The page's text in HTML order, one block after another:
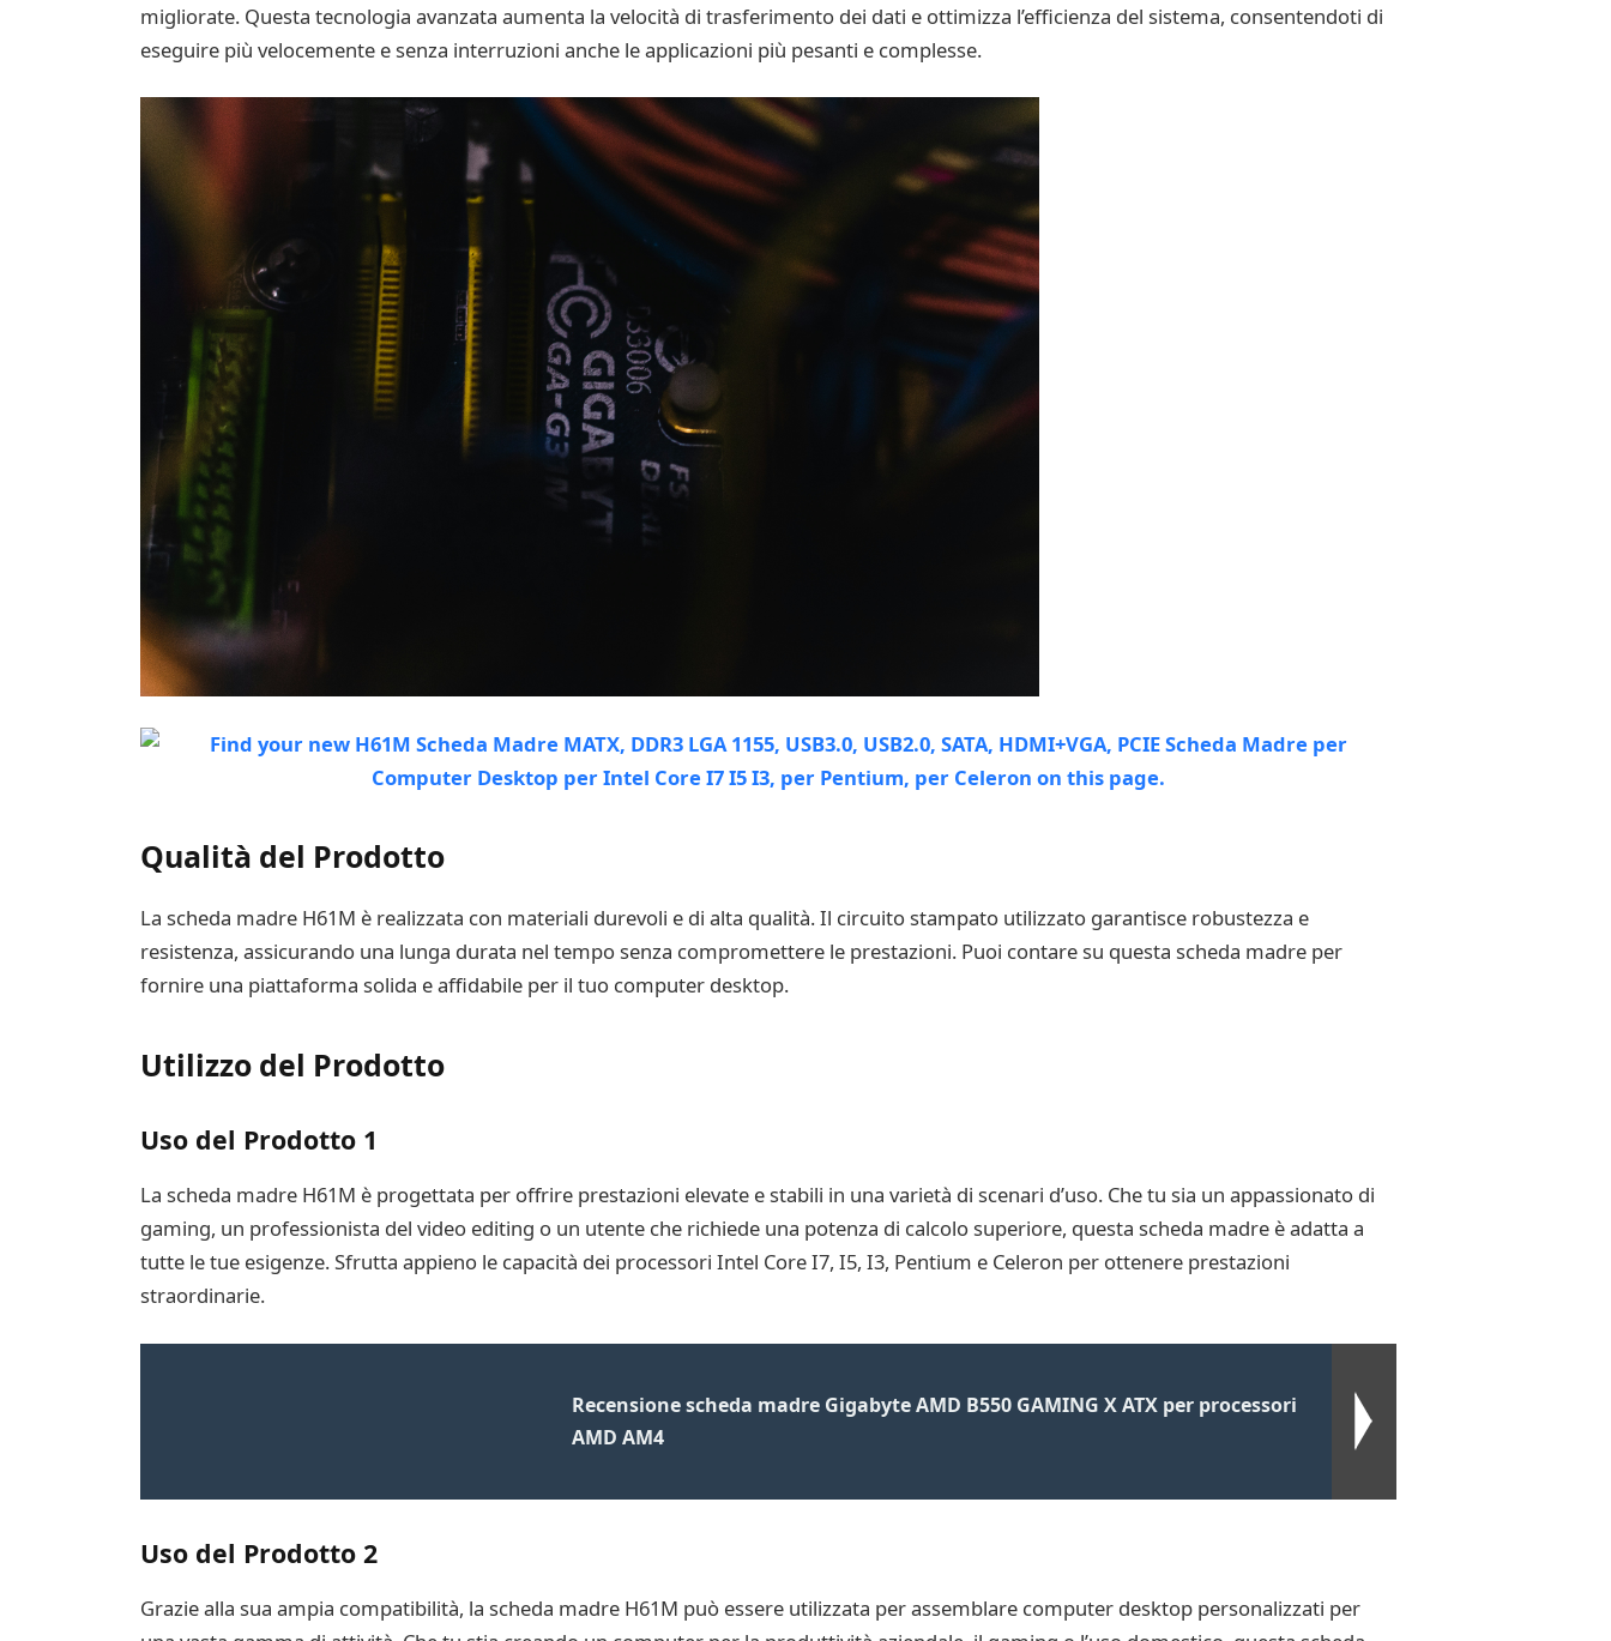
migliorate. Questa tecnologia avanzata aumenta la velocità di trasferimento dei dati e ottimizza l’efficienza del sistema, consentendoti di
eseguire più velocemente e senza interruzioni anche le applicazioni più pesanti e complesse.
Qualità del Prodotto
La scheda madre H61M è realizzata con materiali durevoli e di alta qualità. Il circuito stampato utilizzato garantisce robustezza e
resistenza, assicurando una lunga durata nel tempo senza compromettere le prestazioni. Puoi contare su questa scheda madre per
fornire una piattaforma solida e affidabile per il tuo computer desktop.
Utilizzo del Prodotto
Uso del Prodotto 1
La scheda madre H61M è progettata per offrire prestazioni elevate e stabili in una varietà di scenari d’uso. Che tu sia un appassionato di
gaming, un professionista del video editing o un utente che richiede una potenza di calcolo superiore, questa scheda madre è adatta a
tutte le tue esigenze. Sfrutta appieno le capacità dei processori Intel Core I7, I5, I3, Pentium e Celeron per ottenere prestazioni
straordinarie.
Recensione scheda madre Gigabyte AMD B550 GAMING X ATX per processori
AMD AM4
Uso del Prodotto 2
Grazie alla sua ampia compatibilità, la scheda madre H61M può essere utilizzata per assemblare computer desktop personalizzati per